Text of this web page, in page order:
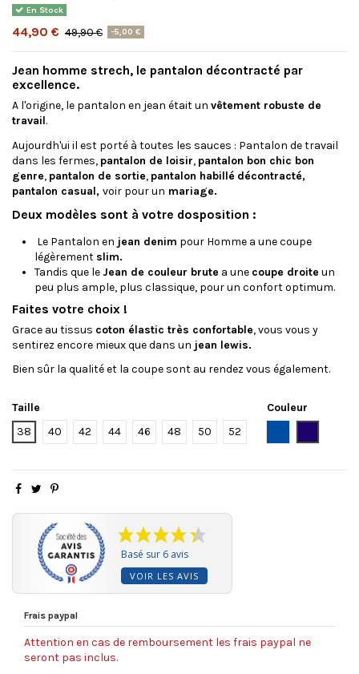
En Stock
44,90 € 49,90 € -5,00 €
Jean homme strech, le pantalon décontracté par
excellence.
A l'origine, le pantalon en jean était un vêtement robuste de
travail.
Aujourdh'ui il est porté à toutes les sauces : Pantalon de travail
dans les fermes, pantalon de loisir, pantalon bon chic bon
genre, pantalon de sortie, pantalon habillé décontracté,
pantalon casual, voir pour un mariage.
Deux modèles sont à votre dosposition :
Le Pantalon en jean denim pour Homme a une coupe
légèrement slim.
Tandis que le Jean de couleur brute a une coupe droite un
peu plus ample, plus classique, pour un confort optimum.
Faites votre choix !
Grace au tissus coton élastic très confortable, vous vous y
sentirez encore mieux que dans un jean lewis.
Bien sûr la qualité et la coupe sont au rendez vous également.
Taille
38
40 42 44 46 48 50 52
Couleur
Basé sur 6 avis
VOIR LES AVIS
Frais paypal
Attention en cas de remboursement les frais paypal ne
seront pas inclus.